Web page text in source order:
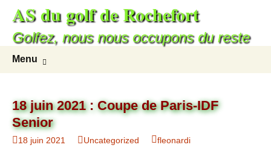
AS du golf de Rochefort
Golfez, nous nous occupons du reste
Menu
18 juin 2021 : Coupe de Paris-IDF
Senior
18 juin 2021 Uncategorized fleonardi